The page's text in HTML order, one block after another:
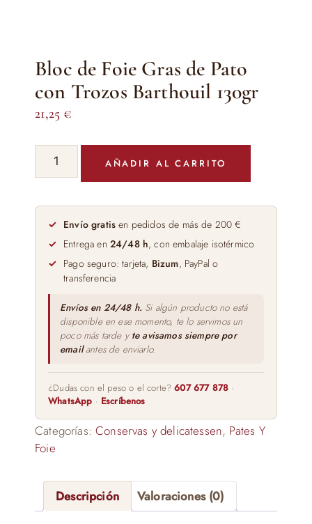
Bloc de Foie Gras de Pato
con Trozos Barthouil 130gr
21,25 €
Bloc
Gras
Pato
Trozos
Barthouil
130gr
cantidad
AÑADIR AL CARRITO
Envío gratis en pedidos de más de 200 €
Entrega en 24/48 h, con embalaje isotérmico
Pago seguro: tarjeta, Bizum, PayPal o
transferencia
Envíos en 24/48 h. Si algún producto no está
disponible en ese momento, te lo servimos un
poco más tarde y te avisamos siempre por
emailantes de enviarlo.
¿Dudas con el peso o el corte?607 677 878 ·
WhatsApp · Escríbenos
Categorías:Conservas y delicatessen, Pates Y
Foie
Descripción Valoraciones (0)